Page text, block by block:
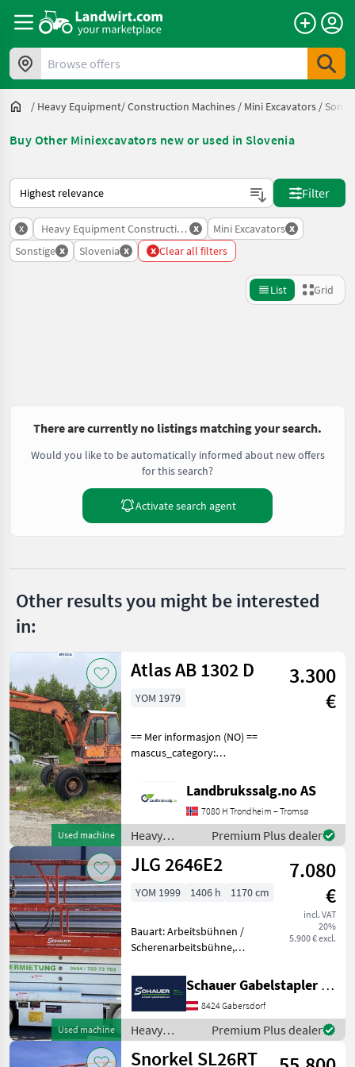
Browse offers
/ Heavy Equipment/ Construction Machines / Mini Excavators /
Buy Other Miniexcavators new or used in Slovenia
This is how sorting works on Landwirt.com
Filter
x Heavy Equipment Construction Machines
x Mini Excavators x
Sonstige x Slovenia x x Clear all filters
List Grid
There are currently no listings matching your search.
Would you like to be automatically informed about new offers
for this search?
Activate search agent
Other results you might be interested
in:
Used machine
Atlas AB 1302 D
3.300
€
YOM 1979
== Mer informasjon (NO) ==
mascus_category:
reference number upon
request: 9504 See
en.landbrukssalg.no/9504
for more images Specificati
Landbrukssalg.no AS
7080 H Trondheim – Tromsø
Heavy
equipment/
construction
Atlas
Premium Plus dealer
Used machine
JLG 2646E2
7.080
€
incl. VAT
20%
5.900 € excl.
YOM 1999 1406 h 1170 cm
Bauart: Arbeitsbühnen /
Scherenarbeitsbühne,
7920mm, Batterie: Trojan
PzS 6V 225Ah Zustand: 60 -
80%, Bereifung vorne:
Vollgummi Einfach 8
Schauer Gabelstapler GmbH
8424 Gabersdorf
Heavy
equipment/
construction
Premium Plus dealer
Snorkel SL26RT